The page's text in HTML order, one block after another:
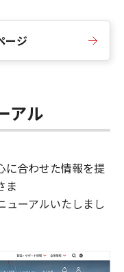
ージ
アル
に合わせた情報を提
ま
ューアルいたしまし